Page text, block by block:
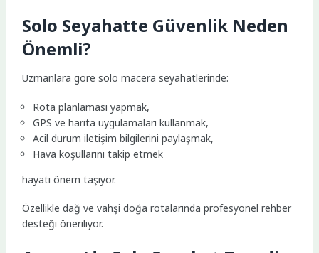
Solo Seyahatte Güvenlik Neden
Önemli?
Uzmanlara göre solo macera seyahatlerinde:
Rota planlaması yapmak,
GPS ve harita uygulamaları kullanmak,
Acil durum iletişim bilgilerini paylaşmak,
Hava koşullarını takip etmek
hayati önem taşıyor.
Özellikle dağ ve vahşi doğa rotalarında profesyonel rehber
desteği öneriliyor.